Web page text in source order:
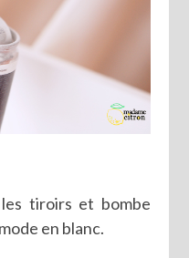
tiroirs et bombe
en blanc.